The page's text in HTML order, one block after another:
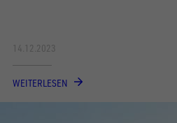
14.12.2023
WEITERLESEN